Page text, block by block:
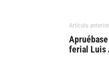
Artículu anterior
ferial Luis